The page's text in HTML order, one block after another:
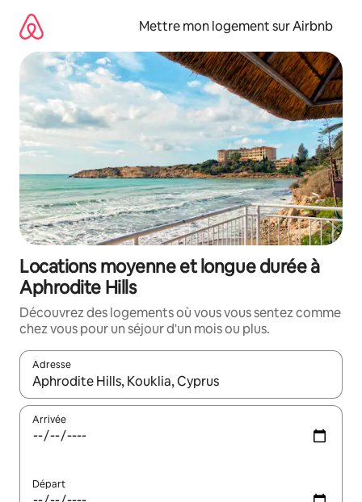
directement
contenu
Mettre mon logement sur Airbnb
Locations moyenne et longue durée à
Aphrodite Hills
Découvrez des logements où vous vous sentez comme
chez vous pour un séjour d'un mois ou plus.
Adresse
Lorsque les résultats s'affichent, utilisez les flèches vers le
Arrivée
Départ